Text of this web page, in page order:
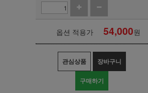
옵션 적용가 54,000원
관심상품 장바구니
구매하기